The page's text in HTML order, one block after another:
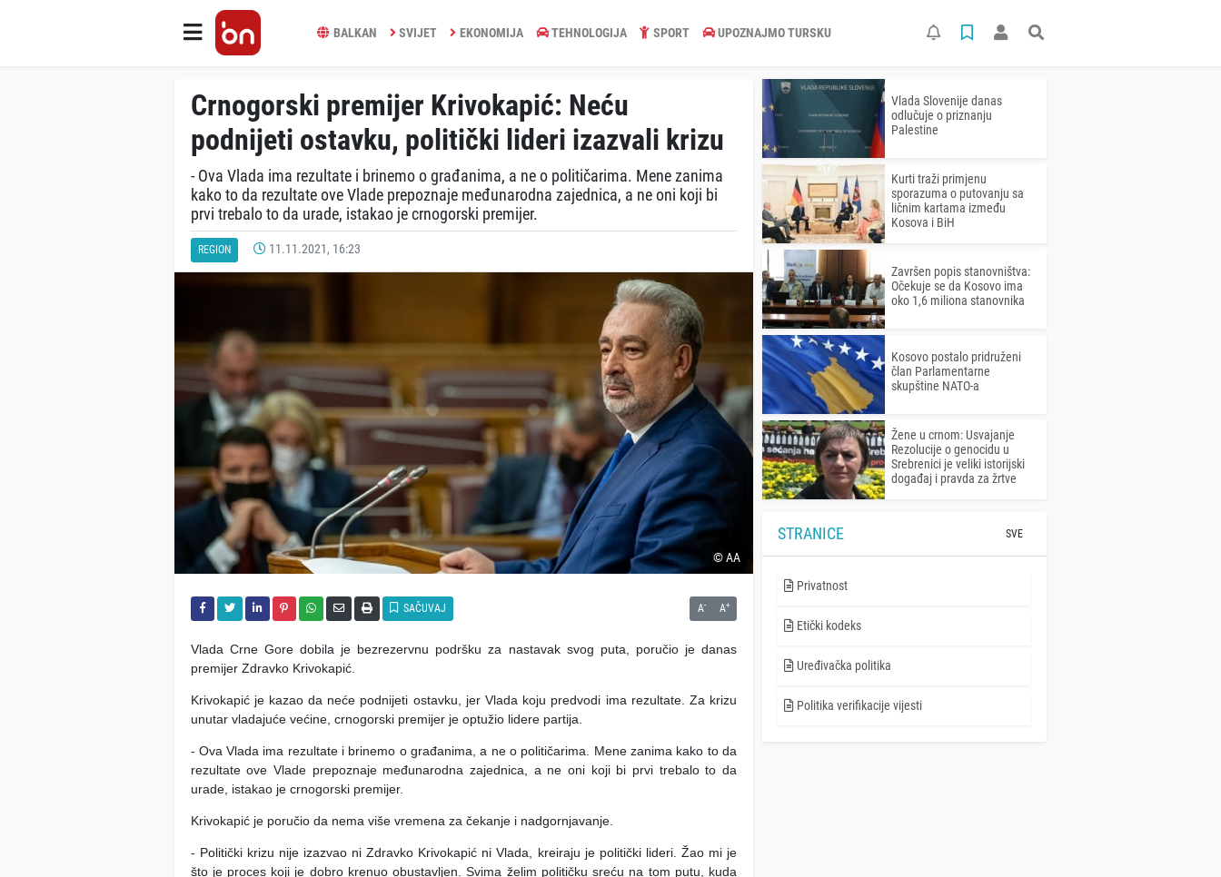
BALKAN SVIJET EKONOMIJA TEHNOLOGIJA SPORT UPOZNAJMO TURSKU
Crnogorski premijer Krivokapić: Neću
podnijeti ostavku, politički lideri izazvali krizu
- Ova Vlada ima rezultate i brinemo o građanima, a ne o političarima. Mene zanima
kako to da rezultate ove Vlade prepoznaje međunarodna zajednica, a ne oni koji bi
prvi trebalo to da urade, istakao je crnogorski premijer.
REGION 11.11.2021, 16:23
© AA
SAČUVAJ A- A+
Vlada Crne Gore dobila je bezrezervnu podršku za nastavak svog puta, poručio je danas
premijer Zdravko Krivokapić.
Krivokapić je kazao da neće podnijeti ostavku, jer Vlada koju predvodi ima rezultate. Za krizu
unutar vladajuće većine, crnogorski premijer je optužio lidere partija.
- Ova Vlada ima rezultate i brinemo o građanima, a ne o političarima. Mene zanima kako to da
rezultate ove Vlade prepoznaje međunarodna zajednica, a ne oni koji bi prvi trebalo to da
urade, istakao je crnogorski premijer.
Krivokapić je poručio da nema više vremena za čekanje i nadgornjavanje.
- Politički krizu nije izazvao ni Zdravko Krivokapić ni Vlada, kreiraju je politički lideri. Žao mi je
što je proces koji je dobro krenuo obustavljen. Svima želim političku sreću na tom putu, kuda
Vlada Slovenije danas
odlučuje o priznanju
Palestine
Kurti traži primjenu
sporazuma o putovanju sa
ličnim kartama između
Kosova i BiH
Završen popis stanovništva:
Očekuje se da Kosovo ima
oko 1,6 miliona stanovnika
Kosovo postalo pridruženi
član Parlamentarne
skupštine NATO-a
Žene u crnom: Usvajanje
Rezolucije o genocidu u
Srebrenici je veliki istorijski
događaj i pravda za žrtve
STRANICE SVE
Privatnost
Etički kodeks
Uređivačka politika
Politika verifikacije vijesti